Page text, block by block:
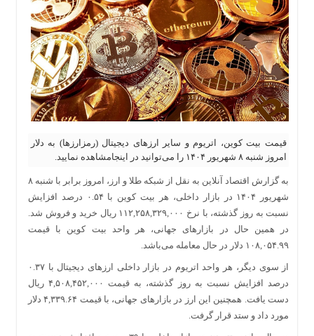
قیمت بیت کوین، اتریوم و سایر ارز‌های دیجیتال (رمزارزها) به دلار
امروز شنبه ۸ شهریور ۱۴۰۴ را می‌توانید در اینجامشاهده نمایید.
به گزارش اقتصاد آنلاین به نقل از شبکه طلا و ارز، امروز برابر با شنبه ۸
شهریور ۱۴۰۴ در بازار داخلی، هر بیت کوین با ۰.۵۴ درصد افزایش
نسبت به روز گذشته، با نرخ ۱۱۲,۲۵۸,۳۲۹,۰۰۰ ریال خرید و فروش شد.
در همین حال در بازار‌های جهانی، هر واحد بیت کوین با قیمت
۱۰۸,۰۵۴.۹۹ دلار در حال معامله می‌باشد.
از سوی دیگر، هر واحد اتریوم در بازار داخلی ارز‌های دیجیتال با ۰.۳۷
درصد افزایش نسبت به روز گذشته، به قیمت ۴,۵۰۸,۴۵۲,۰۰۰ ریال
دست یافت. همچنین این ارز در بازار‌های جهانی، با قیمت ۴,۳۳۹.۶۴ دلار
مورد داد و ستد قرار گرفت.